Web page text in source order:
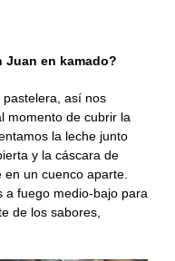
Juan en kamado?
así nos
momento de cubrir la
la leche junto
y la cáscara de
en un cuenco aparte.
a fuego medio-bajo para
de los sabores,